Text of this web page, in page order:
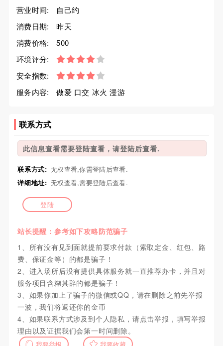
营业时间:
自己约
消费日期:
昨天
消费价格:
500
环境评分:
安全指数:
服务内容:
做爱 口交 冰火 漫游
联系方式
此信息查看需要登陆查看，请登陆后查看.
联系方式: 无权查看,你需登陆后查看.
详细地址: 无权查看,需要登陆后查看.
登陆
站长提醒：参考如下攻略防范骗子
1、所有没有见到面就提前要求付款（索取定金、红包、路
费、保证金等）的都是骗子！
2、进入场所后没有提供具体服务就一直推荐办卡，并且对
服务项目含糊其辞的都是骗子！
3、如果你加上了骗子的微信或QQ，请在删除之前先举报
一波，我们将返还你的金币
4、如果联系方式涉及到个人隐私，请点击举报，填写举报
理由以及证据我们会第一时间删除。